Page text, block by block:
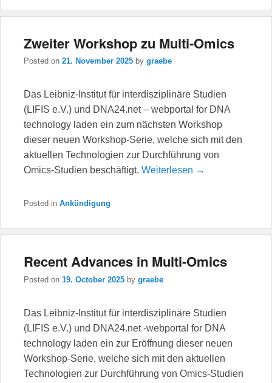
Zweiter Workshop zu Multi-Omics
Posted on 21. November 2025 by graebe
Das Leibniz-Institut für interdisziplinäre Studien
(LIFIS e.V.) und DNA24.net – webportal for DNA
technology laden ein zum nächsten Workshop
dieser neuen Workshop-Serie, welche sich mit den
aktuellen Technologien zur Durchführung von
Omics-Studien beschäftigt. Weiterlesen →
Posted in Ankündigung
Recent Advances in Multi-Omics
Posted on 19. October 2025 by graebe
Das Leibniz-Institut für interdisziplinäre Studien
(LIFIS e.V.) und DNA24.net -webportal for DNA
technology laden ein zur Eröffnung dieser neuen
Workshop-Serie, welche sich mit den aktuellen
Technologien zur Durchführung von Omics-Studien